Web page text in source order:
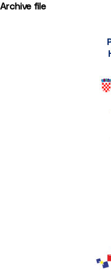
Archive file